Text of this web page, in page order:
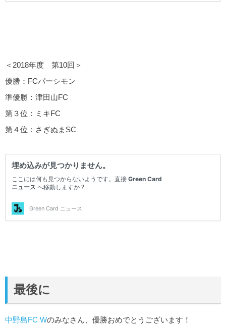
＜2018年度 第10回＞
優勝：FCパーシモン
準優勝：津田山FC
第３位：ミキFC
第４位：さぎぬまSC
最後に
中野島FC Wのみなさん、優勝おめでとうございます！